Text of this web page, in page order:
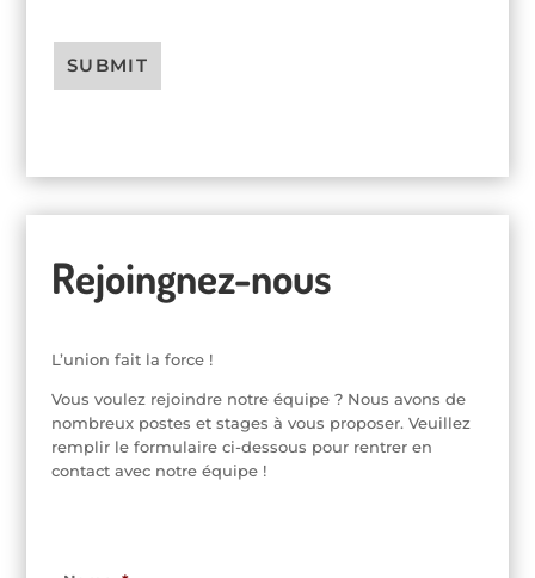
SUBMIT
Rejoingnez-nous
L’union fait la force !
Vous voulez rejoindre notre équipe ? Nous avons de
nombreux postes et stages à vous proposer. Veuillez
remplir le formulaire ci-dessous pour rentrer en
contact avec notre équipe !